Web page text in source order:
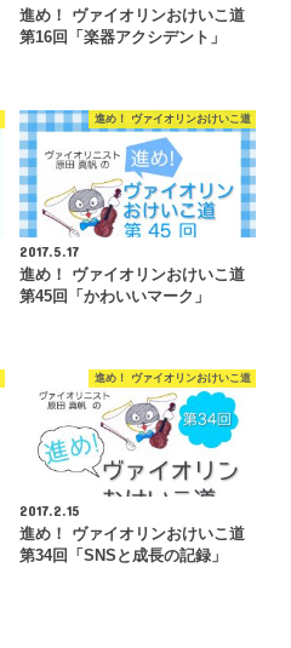
進め！ ヴァイオリンおけいこ道
第16回「楽器アクシデント」
進め！ ヴァイオリンおけいこ道
2017.5.17
進め！ ヴァイオリンおけいこ道
第45回「かわいいマーク」
進め！ ヴァイオリンおけいこ道
2017.2.15
進め！ ヴァイオリンおけいこ道
第34回「SNSと成長の記録」